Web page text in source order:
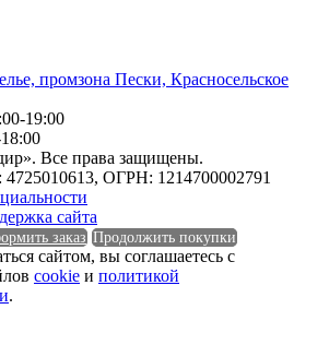
промзона Пески, Красносельское
19:00
Все права защищены.
ОГРН: 1214700002791
сайта
заказ Продолжить покупки
сайтом, вы соглашаетесь с
cookie и политикой
.